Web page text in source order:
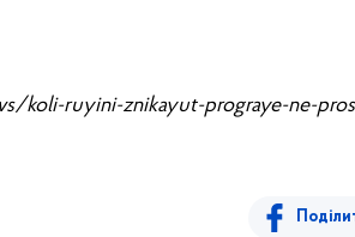
ruyini-znikayut-prograye-ne-